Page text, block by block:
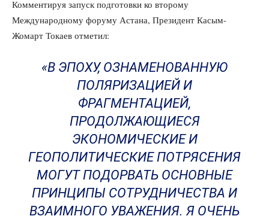
Комментируя запуск подготовки ко второму
Международному форуму Астана, Президент Касым-
Жомарт Токаев отметил:
«В ЭПОХУ, ОЗНАМЕНОВАННУЮ
ПОЛЯРИЗАЦИЕЙ И
ФРАГМЕНТАЦИЕЙ,
ПРОДОЛЖАЮЩИЕСЯ
ЭКОНОМИЧЕСКИЕ И
ГЕОПОЛИТИЧЕСКИЕ ПОТРЯСЕНИЯ
МОГУТ ПОДОРВАТЬ ОСНОВНЫЕ
ПРИНЦИПЫ СОТРУДНИЧЕСТВА И
ВЗАИМНОГО УВАЖЕНИЯ. Я ОЧЕНЬ